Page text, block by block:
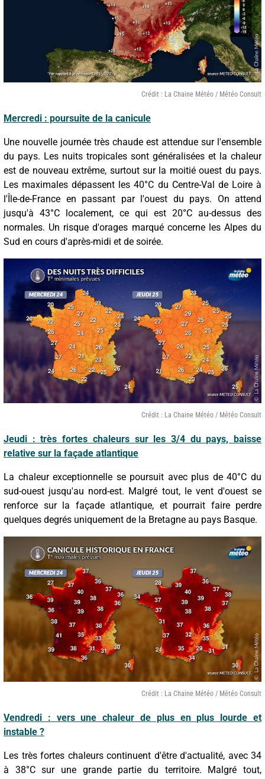
Crédit : La Chaine Météo / Météo Consult
Mercredi : poursuite de la canicule
Une nouvelle journée très chaude est attendue sur l'ensemble
du pays. Les nuits tropicales sont généralisées et la chaleur
est de nouveau extrême, surtout sur la moitié ouest du pays.
Les maximales dépassent les 40°C du Centre-Val de Loire à
l'Île-de-France en passant par l'ouest du pays. On attend
jusqu'à 43°C localement, ce qui est 20°C au-dessus des
normales. Un risque d'orages marqué concerne les Alpes du
Sud en cours d'après-midi et de soirée.
Crédit : La Chaine Météo / Météo Consult
Jeudi : très fortes chaleurs sur les 3/4 du pays, baisse
relative sur la façade atlantique
La chaleur exceptionnelle se poursuit avec plus de 40°C du
sud-ouest jusqu'au nord-est. Malgré tout, le vent d'ouest se
renforce sur la façade atlantique, et pourrait faire perdre
quelques degrés uniquement de la Bretagne au pays Basque.
Crédit : La Chaine Météo / Météo Consult
Vendredi : vers une chaleur de plus en plus lourde et
instable ?
Les très fortes chaleurs continuent d'être d'actualité, avec 34
à 38°C sur une grande partie du territoire. Malgré tout,